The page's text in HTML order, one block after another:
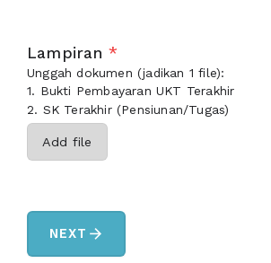
Lampiran *
Unggah dokumen (jadikan 1 file):
1. Bukti Pembayaran UKT Terakhir
2. SK Terakhir (Pensiunan/Tugas)
Add file
NEXT arrow_forward